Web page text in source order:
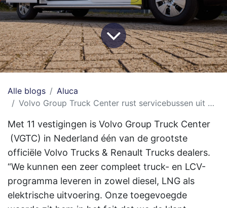
Alle blogs
Aluca
Volvo Group Truck Center rust servicebussen uit met inrichting van van De Zaag
Met 11 vestigingen is Volvo Group Truck Center
(VGTC) in Nederland één van de grootste
officiële Volvo Trucks & Renault Trucks dealers.
“We kunnen een zeer compleet truck- en LCV-
programma leveren in zowel diesel, LNG als
elektrische uitvoering. Onze toegevoegde